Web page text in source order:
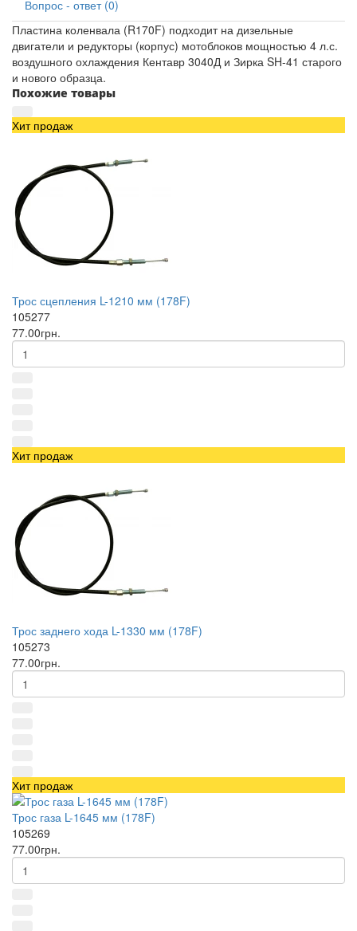
Вопрос - ответ (0)
Пластина коленвала (R170F) подходит на дизельные
двигатели и редукторы (корпус) мотоблоков мощностью 4 л.с.
воздушного охлаждения Кентавр 3040Д и Зирка SH-41 старого
и нового образца.
Похожие товары
Хит продаж
Трос сцепления L-1210 мм (178F)
105277
77.00грн.
Хит продаж
Трос заднего хода L-1330 мм (178F)
105273
77.00грн.
Хит продаж
Трос газа L-1645 мм (178F)
105269
77.00грн.